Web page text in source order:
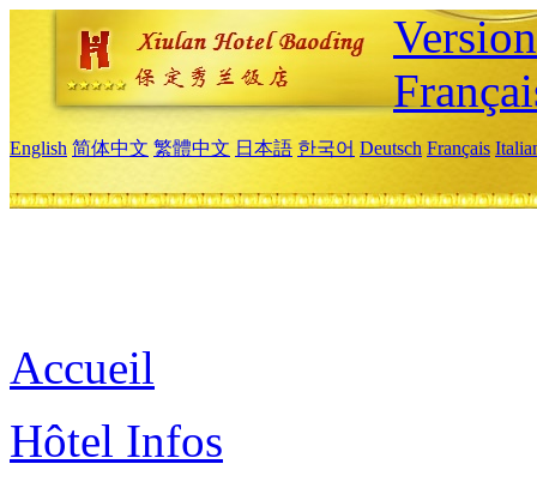
English 简体中文 繁體中文 日本語 한국어 Deutsch Français
Accueil
Hôtel Infos